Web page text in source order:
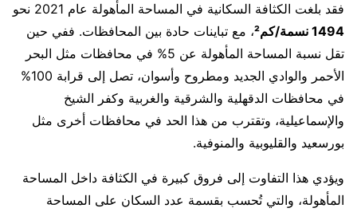
فقد بلغت الكثافة السكانية في المساحة المأهولة عام 2021 نحو
1494 نسمة/كم²
، مع تباينات حادة بين المحافظات. ففي حين
تقل نسبة المساحة المأهولة عن 5% في محافظات مثل البحر
الأحمر والوادي الجديد ومطروح وأسوان، تصل إلى قرابة 100%
في محافظات الدقهلية والشرقية والغربية وكفر الشيخ
والإسماعيلية، وتقترب من هذا الحد في محافظات أخرى مثل
بورسعيد والقليوبية والمنوفية.
ويؤدي هذا التفاوت إلى فروق كبيرة في الكثافة داخل المساحة
المأهولة، والتي تُحسب بقسمة عدد السكان على المساحة